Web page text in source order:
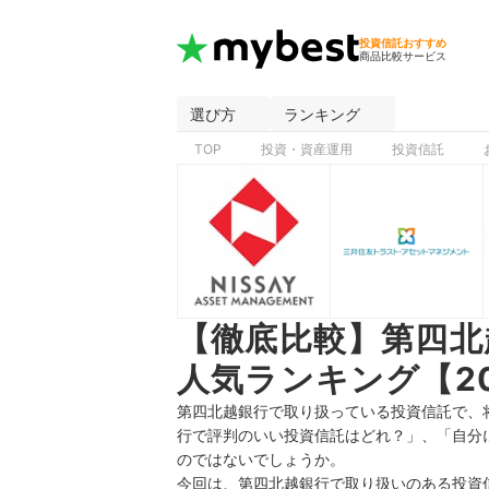
投資信託おすすめ
商品比較サービス
選び方 ランキング
TOP 投資・資産運用 投資信託
【徹底比較】第四
人気ランキング【
第四北越銀行で取り扱っている投資信託で
行で評判のいい投資信託はどれ？」、「自
のではないでしょうか。
今回は、第四北越銀行で取り扱いのある投